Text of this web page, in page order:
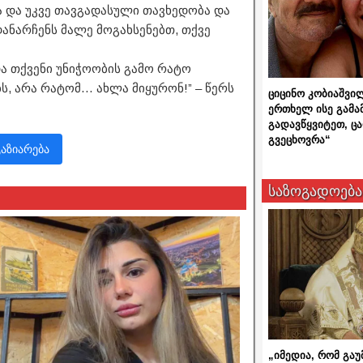
და უკვე თავგადასული თავხედობა და
მალე მოგახსენებთ, თქვე
თქვენი უნიჭოობის გამო რატო
არა რატომ… ახლა მიყურონ!” – წერს
ციცინო
ერთხელ ისე
გადავწყვიტეთ,
გვეცხოვრა“
საზოგადოება
„იმედია, რომ